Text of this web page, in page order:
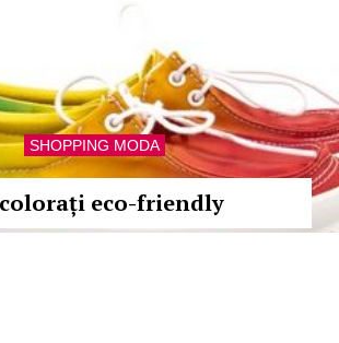
SHOPPING MODA
eco-friendly